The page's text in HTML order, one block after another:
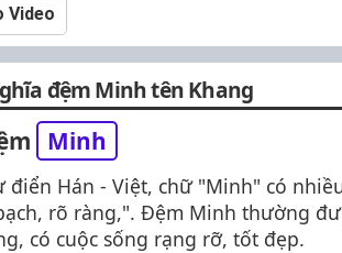
Video
đệm Minh tên Khang
Minh
điển Hán - Việt, chữ "Minh" có
rõ ràng,". Đệm Minh thường
có cuộc sống rạng rỡ, tốt đẹp.